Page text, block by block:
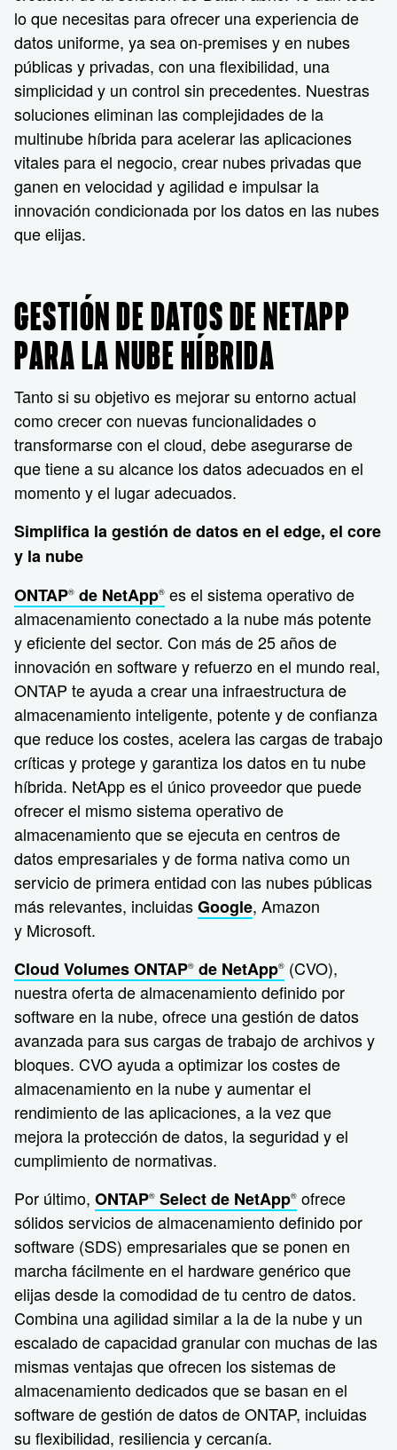
lo que necesitas para ofrecer una experiencia de
datos uniforme, ya sea on-premises y en nubes
públicas y privadas, con una flexibilidad, una
simplicidad y un control sin precedentes. Nuestras
soluciones eliminan las complejidades de la
multinube híbrida para acelerar las aplicaciones
vitales para el negocio, crear nubes privadas que
ganen en velocidad y agilidad e impulsar la
innovación condicionada por los datos en las nubes
que elijas.
GESTIÓN DE DATOS DE NETAPP
PARA LA NUBE HÍBRIDA
Tanto si su objetivo es mejorar su entorno actual
como crecer con nuevas funcionalidades o
transformarse con el cloud, debe asegurarse de
que tiene a su alcance los datos adecuados en el
momento y el lugar adecuados.
Simplifica la gestión de datos en el edge, el core
y la nube
ONTAP® de NetApp® es el sistema operativo de
almacenamiento conectado a la nube más potente
y eficiente del sector. Con más de 25 años de
innovación en software y refuerzo en el mundo real,
ONTAP te ayuda a crear una infraestructura de
almacenamiento inteligente, potente y de confianza
que reduce los costes, acelera las cargas de trabajo
críticas y protege y garantiza los datos en tu nube
híbrida. NetApp es el único proveedor que puede
ofrecer el mismo sistema operativo de
almacenamiento que se ejecuta en centros de
datos empresariales y de forma nativa como un
servicio de primera entidad con las nubes públicas
más relevantes, incluidasGoogle, Amazon
y Microsoft.
Cloud Volumes ONTAP® de NetApp® (CVO),
nuestra oferta de almacenamiento definido por
software en la nube, ofrece una gestión de datos
avanzada para sus cargas de trabajo de archivos y
bloques. CVO ayuda a optimizar los costes de
almacenamiento en la nube y aumentar el
rendimiento de las aplicaciones, a la vez que
mejora la protección de datos, la seguridad y el
cumplimiento de normativas.
Por último, ONTAP® Select de NetApp® ofrece
sólidos servicios de almacenamiento definido por
software (SDS) empresariales que se ponen en
marcha fácilmente en el hardware genérico que
elijas desde la comodidad de tu centro de datos.
Combina una agilidad similar a la de la nube y un
escalado de capacidad granular con muchas de las
mismas ventajas que ofrecen los sistemas de
almacenamiento dedicados que se basan en el
software de gestión de datos de ONTAP, incluidas
su flexibilidad, resiliencia y cercanía.